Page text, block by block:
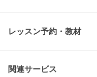
レッスン予約・教材
関連サービス